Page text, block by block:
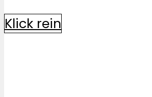
Klick rein